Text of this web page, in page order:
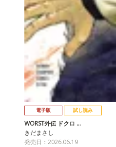
電子版 試し読み
WORST外伝 ドクロ …
きだまさし
発売日：2026.06.19